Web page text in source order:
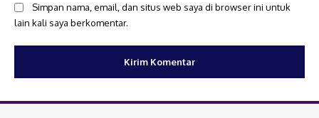
Simpan nama, email, dan situs web saya di browser ini untuk
lain kali saya berkomentar.